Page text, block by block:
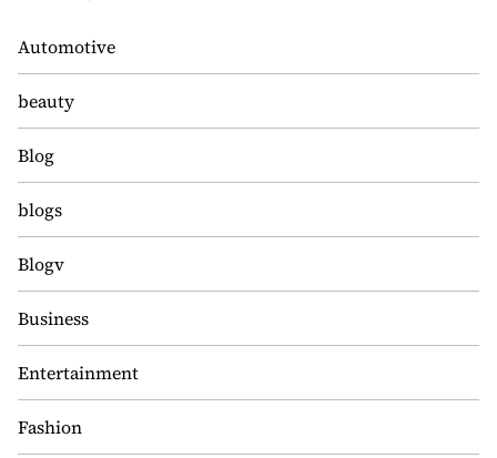
Automotive
beauty
Blog
blogs
Blogv
Business
Entertainment
Fashion